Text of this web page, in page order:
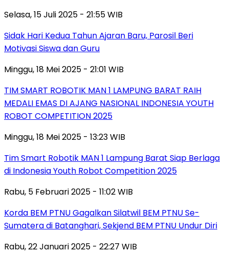
Selasa, 15 Juli 2025 - 21:55 WIB
Sidak Hari Kedua Tahun Ajaran Baru, Parosil Beri
Motivasi Siswa dan Guru
Minggu, 18 Mei 2025 - 21:01 WIB
TIM SMART ROBOTIK MAN 1 LAMPUNG BARAT RAIH
MEDALI EMAS DI AJANG NASIONAL INDONESIA YOUTH
ROBOT COMPETITION 2025
Minggu, 18 Mei 2025 - 13:23 WIB
Tim Smart Robotik MAN 1 Lampung Barat Siap Berlaga
di Indonesia Youth Robot Competition 2025
Rabu, 5 Februari 2025 - 11:02 WIB
Korda BEM PTNU Gagalkan Silatwil BEM PTNU Se-
Sumatera di Batanghari, Sekjend BEM PTNU Undur Diri
Rabu, 22 Januari 2025 - 22:27 WIB